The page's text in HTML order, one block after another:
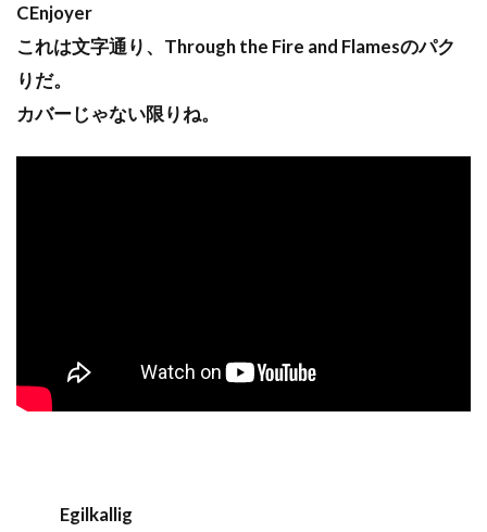
CEnjoyer
これは文字通り、Through the Fire and Flamesのパク
りだ。
カバーじゃない限りね。
Egilkallig